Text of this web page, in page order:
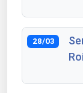
28/03
Roi